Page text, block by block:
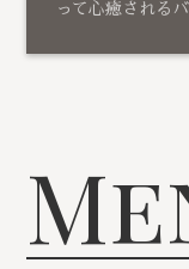
って心癒される